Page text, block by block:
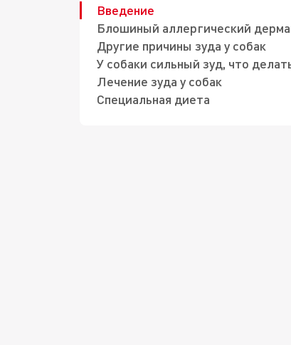
Введение
Блошиный аллергический
Другие причины зуда у собак
У собаки сильный зуд, что
Лечение зуда у собак
Специальная диета